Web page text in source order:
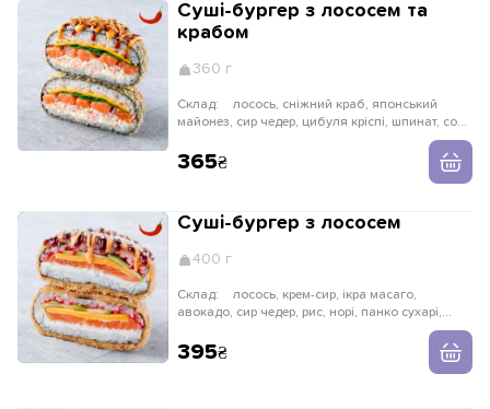
Суші-бургер з лососем та
крабом
360 г
Склад:
майонез, сир чедер, цибуля кріспі, шпинат, соус
365
Суші-бургер з лососем
400 г
Склад:
авокадо, сир чедер, рис, норі, панко сухарі,
395